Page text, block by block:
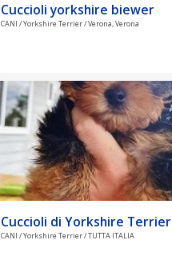
Cuccioli yorkshire biewer
CANI / Yorkshire Terrier / Verona, Verona
Cuccioli di Yorkshire Terrier
CANI / Yorkshire Terrier / TUTTA ITALIA